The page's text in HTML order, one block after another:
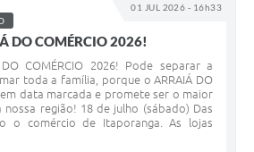
01 JUL 2026 - 16h33
DO COMÉRCIO 2026!
COMÉRCIO 2026! Pode separar a
toda a família, porque o ARRAIÁ DO
data marcada e promete ser o maior
região! 18 de julho (sábado) Das
o comércio de Itaporanga. As lojas